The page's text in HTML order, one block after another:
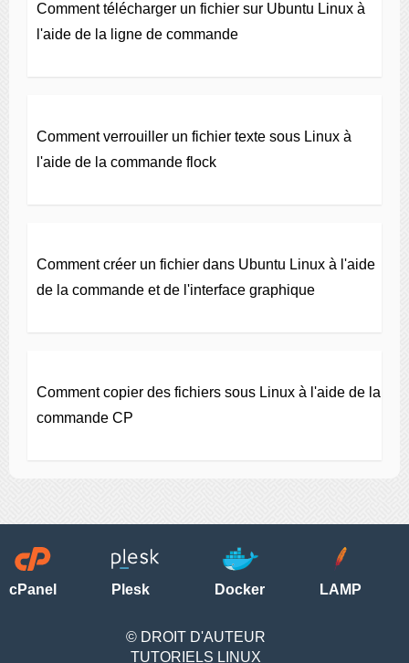
Comment télécharger un fichier sur Ubuntu Linux à
l'aide de la ligne de commande
Comment verrouiller un fichier texte sous Linux à
l'aide de la commande flock
Comment créer un fichier dans Ubuntu Linux à l'aide
de la commande et de l'interface graphique
Comment copier des fichiers sous Linux à l'aide de la
commande CP
cPanel Plesk Docker LAMP
© DROIT D'AUTEUR
TUTORIELS LINUX